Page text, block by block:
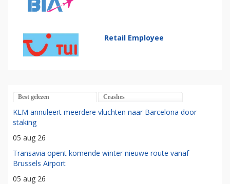
Retail Employee
Best gelezen Crashes
KLM annuleert meerdere vluchten naar Barcelona door
staking
05 aug 26
Transavia opent komende winter nieuwe route vanaf
Brussels Airport
05 aug 26